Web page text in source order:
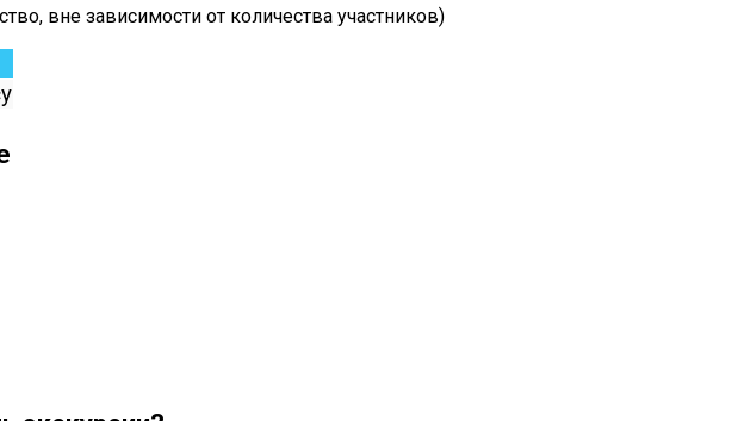
вне зависимости от количества участников)